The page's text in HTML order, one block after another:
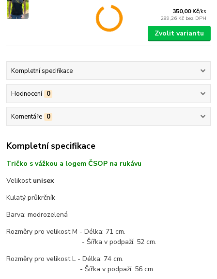
350,00 Kč/ks
289,26 Kč bez DPH
Zvolit variantu
Kompletní specifikace
Hodnocení 0
Komentáře 0
Kompletní specifikace
Tričko s vážkou a logem ČSOP na rukávu
Velikost unisex
Kulatý průkrčník
Barva: modrozelená
Rozměry pro velikost M - Délka: 71 cm.
- Šířka v podpaží: 52 cm.
Rozměry pro velikost L - Délka: 74 cm.
- Šířka v podpaží: 56 cm.